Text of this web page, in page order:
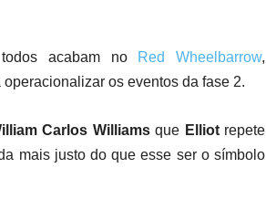
acabam no Red Wheelbarrow,
os eventos da fase 2.
Carlos Williamsque Elliotrepete
mais justo do que esse ser o símbolo